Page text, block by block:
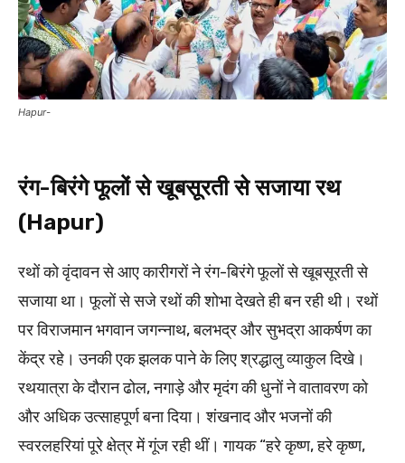
Hapur-
रंग-बिरंगे फूलों से खूबसूरती से सजाया रथ
(Hapur)
रथों को वृंदावन से आए कारीगरों ने रंग-बिरंगे फूलों से खूबसूरती से
सजाया था। फूलों से सजे रथों की शोभा देखते ही बन रही थी। रथों
पर विराजमान भगवान जगन्नाथ, बलभद्र और सुभद्रा आकर्षण का
केंद्र रहे। उनकी एक झलक पाने के लिए श्रद्धालु व्याकुल दिखे।
रथयात्रा के दौरान ढोल, नगाड़े और मृदंग की धुनों ने वातावरण को
और अधिक उत्साहपूर्ण बना दिया। शंखनाद और भजनों की
स्वरलहरियां पूरे क्षेत्र में गूंज रही थीं। गायक “हरे कृष्ण, हरे कृष्ण,